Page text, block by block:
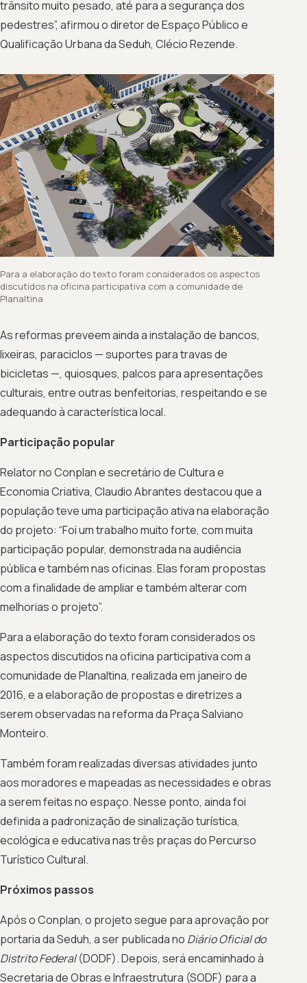
trânsito muito pesado, até para a segurança dos
pedestres”, afirmou o diretor de Espaço Público e
Qualificação Urbana da Seduh, Clécio Rezende.
Para a elaboração do texto foram considerados os aspectos
discutidos na oficina participativa com a comunidade de
Planaltina
As reformas preveem ainda a instalação de bancos,
lixeiras, paraciclos — suportes para travas de
bicicletas —, quiosques, palcos para apresentações
culturais, entre outras benfeitorias, respeitando e se
adequando à característica local.
Participação popular
Relator no Conplan e secretário de Cultura e
Economia Criativa, Claudio Abrantes destacou que a
população teve uma participação ativa na elaboração
do projeto: “Foi um trabalho muito forte, com muita
participação popular, demonstrada na audiência
pública e também nas oficinas. Elas foram propostas
com a finalidade de ampliar e também alterar com
melhorias o projeto”.
Para a elaboração do texto foram considerados os
aspectos discutidos na oficina participativa com a
comunidade de Planaltina, realizada em janeiro de
2016, e a elaboração de propostas e diretrizes a
serem observadas na reforma da Praça Salviano
Monteiro.
Também foram realizadas diversas atividades junto
aos moradores e mapeadas as necessidades e obras
a serem feitas no espaço. Nesse ponto, ainda foi
definida a padronização de sinalização turística,
ecológica e educativa nas três praças do Percurso
Turístico Cultural.
Próximos passos
Após o Conplan, o projeto segue para aprovação por
portaria da Seduh, a ser publicada no Diário Oficial do
Distrito Federal(DODF). Depois, será encaminhado à
Secretaria de Obras e Infraestrutura (SODF) para a